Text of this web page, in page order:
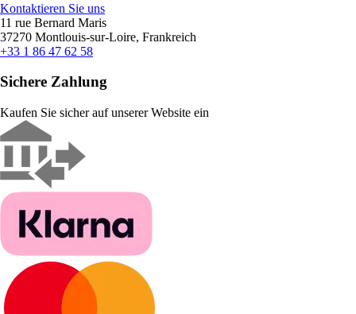
Kontaktieren Sie uns
11 rue Bernard Maris
37270 Montlouis-sur-Loire, Frankreich
+33 1 86 47 62 58
Sichere Zahlung
Kaufen Sie sicher auf unserer Website ein